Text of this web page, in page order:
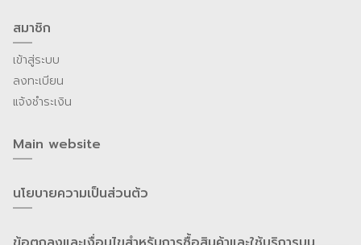
สมาชิก
เข้าสู่ระบบ
ลงทะเบียน
แจ้งชำระเงิน
Main website
นโยบายความเป็นส่วนต้ว